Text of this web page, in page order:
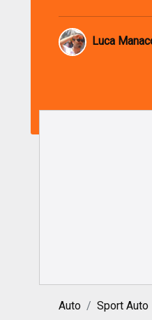
Luca
Auto Sport Auto